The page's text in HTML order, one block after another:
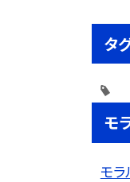
タ
モ
モ